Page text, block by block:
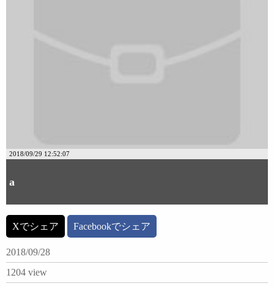
2018/09/29 12:52:07
a
Xでシェア Facebookでシェア
2018/09/28
1204 view